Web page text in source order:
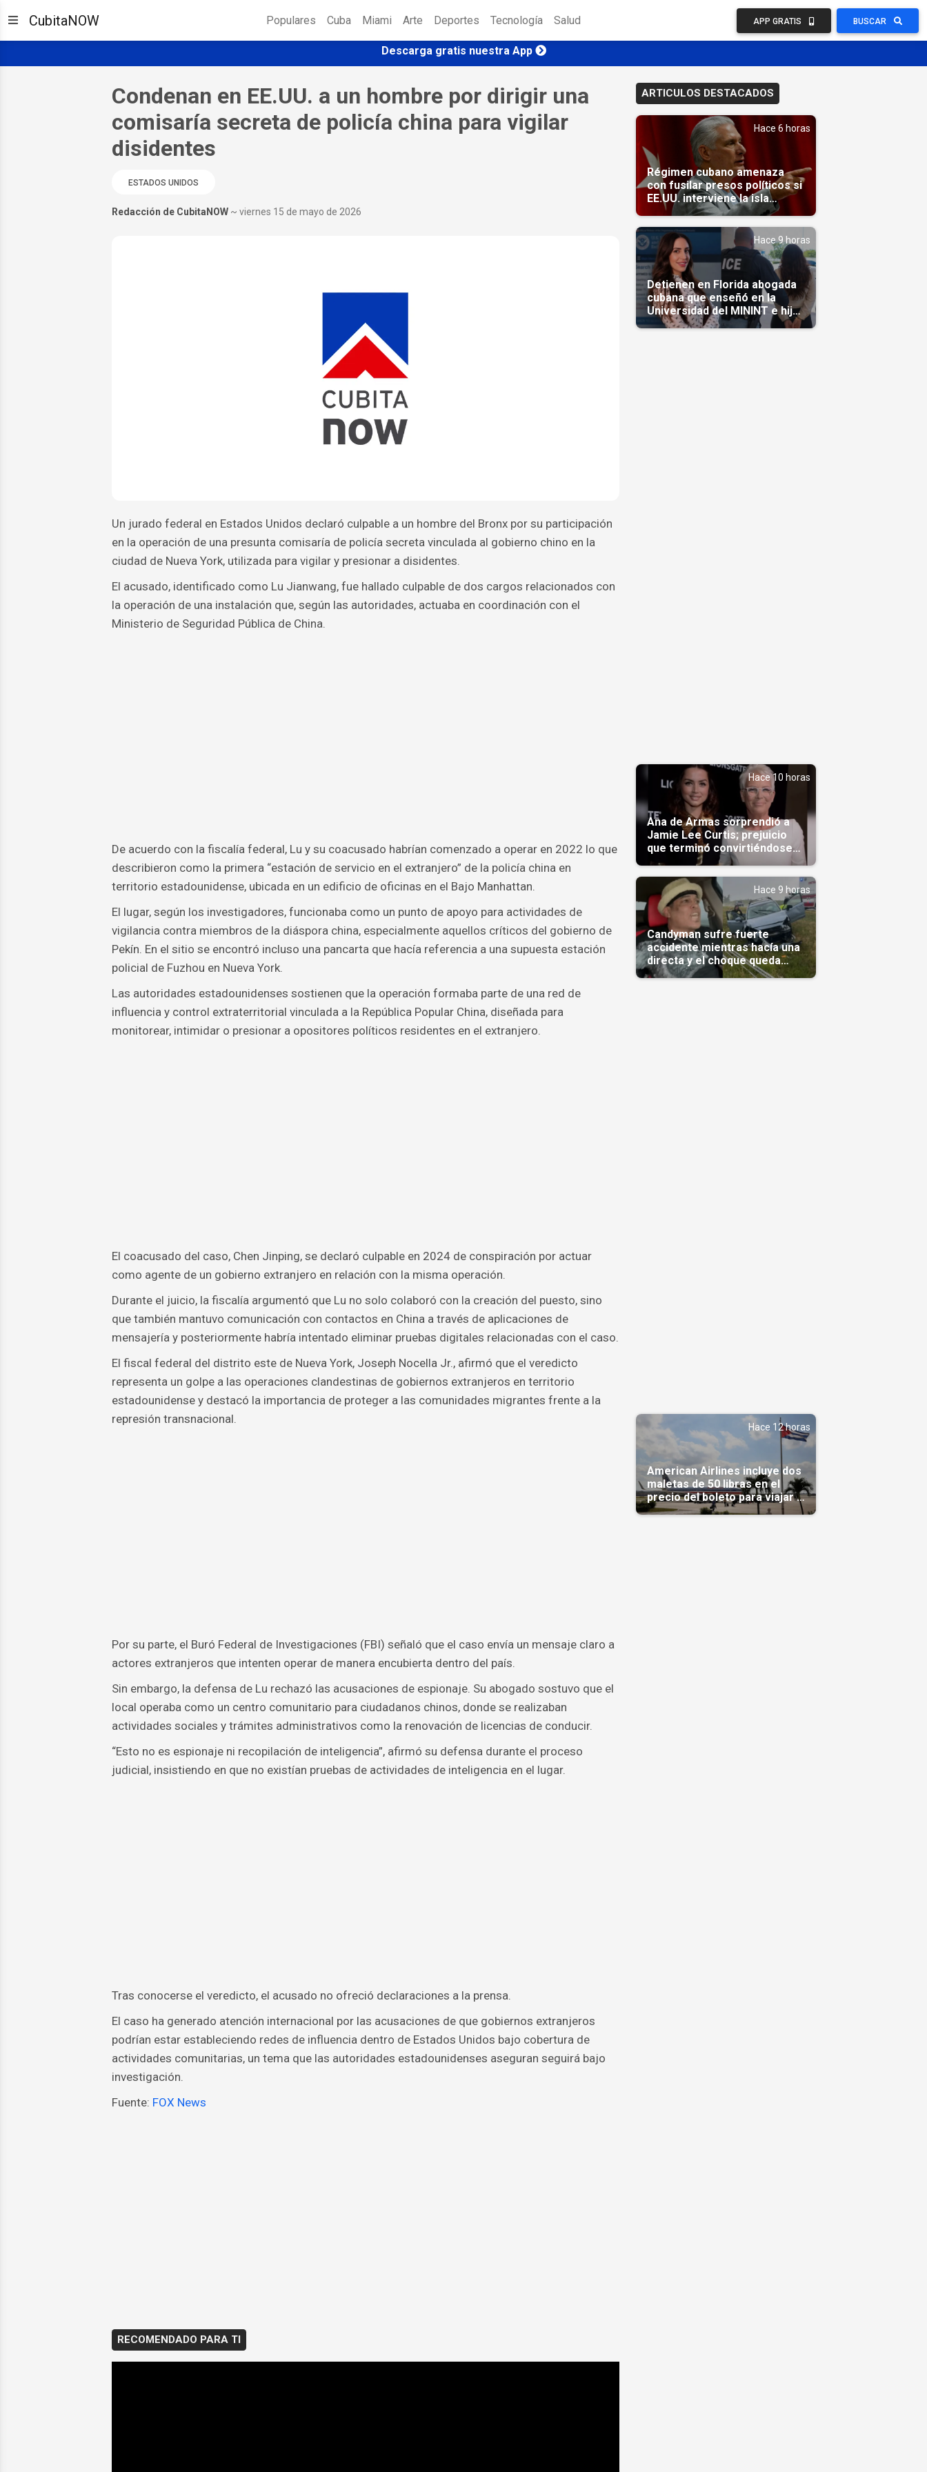
CubitaNOW Populares Cuba Miami Arte Deportes Tecnología Salud APP GRATIS BUSCAR
Descarga gratis nuestra App
Condenan en EE.UU. a un hombre por dirigir una
comisaría secreta de policía china para vigilar
disidentes
ESTADOS UNIDOS
Redacción de CubitaNOW ~ viernes 15 de mayo de 2026
Un jurado federal en Estados Unidos declaró culpable a un hombre del Bronx por su participación
en la operación de una presunta comisaría de policía secreta vinculada al gobierno chino en la
ciudad de Nueva York, utilizada para vigilar y presionar a disidentes.
El acusado, identificado como Lu Jianwang, fue hallado culpable de dos cargos relacionados con
la operación de una instalación que, según las autoridades, actuaba en coordinación con el
Ministerio de Seguridad Pública de China.
De acuerdo con la fiscalía federal, Lu y su coacusado habrían comenzado a operar en 2022 lo que
describieron como la primera “estación de servicio en el extranjero” de la policía china en
territorio estadounidense, ubicada en un edificio de oficinas en el Bajo Manhattan.
El lugar, según los investigadores, funcionaba como un punto de apoyo para actividades de
vigilancia contra miembros de la diáspora china, especialmente aquellos críticos del gobierno de
Pekín. En el sitio se encontró incluso una pancarta que hacía referencia a una supuesta estación
policial de Fuzhou en Nueva York.
Las autoridades estadounidenses sostienen que la operación formaba parte de una red de
influencia y control extraterritorial vinculada a la República Popular China, diseñada para
monitorear, intimidar o presionar a opositores políticos residentes en el extranjero.
El coacusado del caso, Chen Jinping, se declaró culpable en 2024 de conspiración por actuar
como agente de un gobierno extranjero en relación con la misma operación.
Durante el juicio, la fiscalía argumentó que Lu no solo colaboró con la creación del puesto, sino
que también mantuvo comunicación con contactos en China a través de aplicaciones de
mensajería y posteriormente habría intentado eliminar pruebas digitales relacionadas con el caso.
El fiscal federal del distrito este de Nueva York, Joseph Nocella Jr., afirmó que el veredicto
representa un golpe a las operaciones clandestinas de gobiernos extranjeros en territorio
estadounidense y destacó la importancia de proteger a las comunidades migrantes frente a la
represión transnacional.
Por su parte, el Buró Federal de Investigaciones (FBI) señaló que el caso envía un mensaje claro a
actores extranjeros que intenten operar de manera encubierta dentro del país.
Sin embargo, la defensa de Lu rechazó las acusaciones de espionaje. Su abogado sostuvo que el
local operaba como un centro comunitario para ciudadanos chinos, donde se realizaban
actividades sociales y trámites administrativos como la renovación de licencias de conducir.
“Esto no es espionaje ni recopilación de inteligencia”, afirmó su defensa durante el proceso
judicial, insistiendo en que no existían pruebas de actividades de inteligencia en el lugar.
Tras conocerse el veredicto, el acusado no ofreció declaraciones a la prensa.
El caso ha generado atención internacional por las acusaciones de que gobiernos extranjeros
podrían estar estableciendo redes de influencia dentro de Estados Unidos bajo cobertura de
actividades comunitarias, un tema que las autoridades estadounidenses aseguran seguirá bajo
investigación.
Fuente: FOX News
RECOMENDADO PARA TI
ARTICULOS DESTACADOS
Hace 6 horas
Régimen cubano amenaza
con fusilar presos políticos si
EE.UU. interviene la isla
(Video)
Hace 9 horas
Detienen en Florida abogada
cubana que enseñó en la
Universidad del MININT e hija
de diplomático cubano
Hace 10 horas
Ana de Armas sorprendió a
Jamie Lee Curtis; prejuicio
que terminó convirtiéndose
en admiración en Hollywood
Hace 9 horas
Candyman sufre fuerte
accidente mientras hacía una
directa y el choque queda
grabado en video(Video)
Hace 12 horas
American Airlines incluye dos
maletas de 50 libras en el
precio del boleto para viajar a
Cuba en agosto